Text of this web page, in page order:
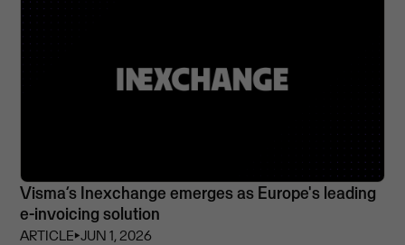
Visma’s Inexchange emerges as Europe's leading
e-invoicing solution
ARTICLE⏵JUN 1, 2026